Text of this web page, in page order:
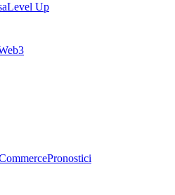
Level Up
Pronostici